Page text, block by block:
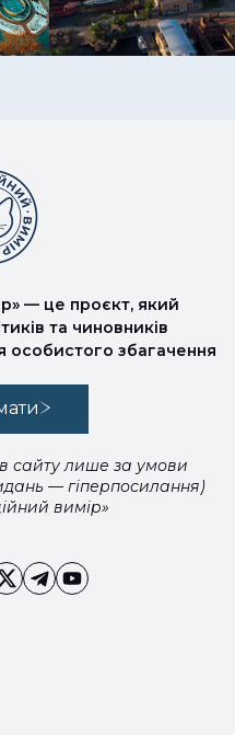
— це проєкт, який
та чиновників
особистого збагачення
сайту лише за умови
— гіперпосилання)
вимір»